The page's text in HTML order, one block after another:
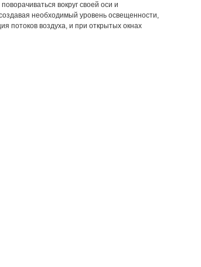
вокруг своей оси и
необходимый уровень освещенности,
потоков воздуха, и при открытых окнах